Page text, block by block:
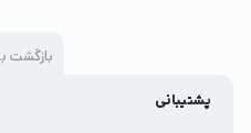
بازگشت
پشتیبانی